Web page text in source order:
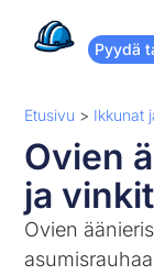
Pyydä
Etusivu > Ikkunat
Ovien
ja vinkit
Ovien